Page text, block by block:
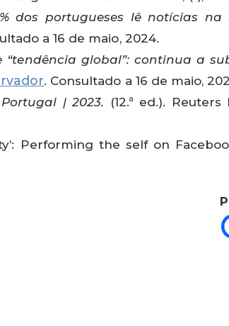
dos portugueses lê notícias
a 16 de maio, 2024.
“tendência global”: continua a
. Consultado a 16 de maio,
Portugal | 2023. (12.ª ed.).
Performing the self on